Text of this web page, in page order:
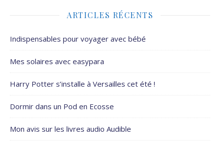
ARTICLES RÉCENTS
Indispensables pour voyager avec bébé
Mes solaires avec easypara
Harry Potter s’installe à Versailles cet été !
Dormir dans un Pod en Ecosse
Mon avis sur les livres audio Audible